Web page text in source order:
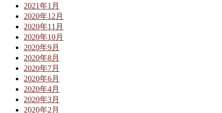
2021年1月
2020年12月
2020年11月
2020年10月
2020年9月
2020年8月
2020年7月
2020年6月
2020年4月
2020年3月
2020年2月